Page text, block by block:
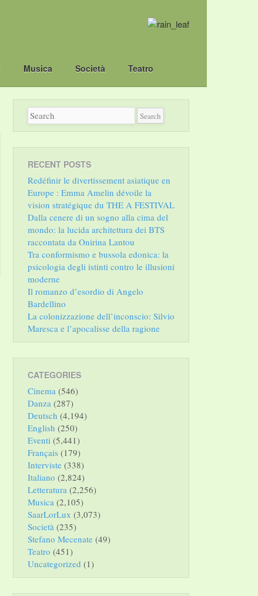
Musica Società Teatro
RECENT POSTS
Redéfinir le divertissement asiatique en
Europe : Emma Amelin dévoile la
vision stratégique du THE A FESTIVAL
Dalla cenere di un sogno alla cima del
mondo: la lucida architettura dei BTS
raccontata da Onirina Lantou
Tra conformismo e bussola edonica: la
psicologia degli istinti contro le illusioni
moderne
Il romanzo d’esordio di Angelo
Bardellino
La colonizzazione dell’inconscio: Silvio
Maresca e l’apocalisse della ragione
CATEGORIES
Cinema (546)
Danza (287)
Deutsch (4,194)
English (250)
Eventi (5,441)
Français (179)
Interviste (338)
Italiano (2,824)
Letteratura (2,256)
Musica (2,105)
SaarLorLux (3,073)
Società (235)
Stefano Mecenate (49)
Teatro (451)
Uncategorized (1)